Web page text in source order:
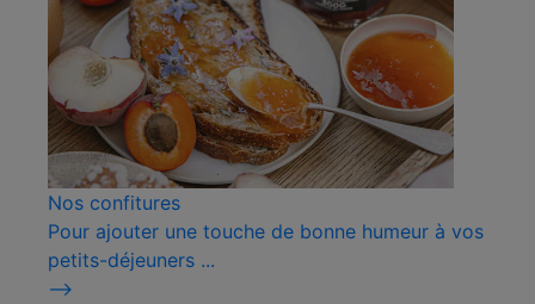
Nos confitures
Pour ajouter une touche de bonne humeur à vos
petits-déjeuners ...
⟶